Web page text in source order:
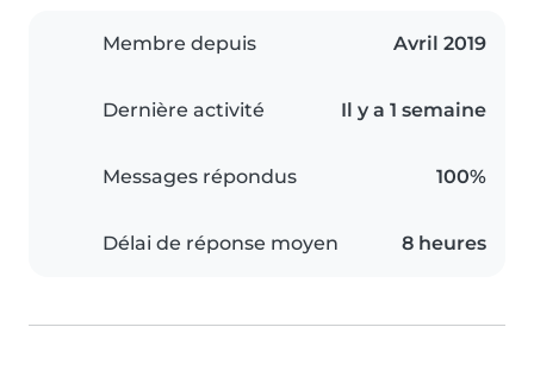
Membre depuis Avril 2019
Dernière activité Il y a 1 semaine
Messages répondus 100%
Délai de réponse moyen 8 heures